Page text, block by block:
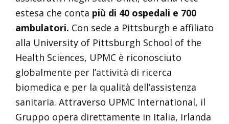
estesa che conta più di 40 ospedali e 700
ambulatori. Con sede a Pittsburgh e affiliato
alla University of Pittsburgh School of the
Health Sciences, UPMC è riconosciuto
globalmente per l’attività di ricerca
biomedica e per la qualità dell’assistenza
sanitaria. Attraverso UPMC International, il
Gruppo opera direttamente in Italia, Irlanda